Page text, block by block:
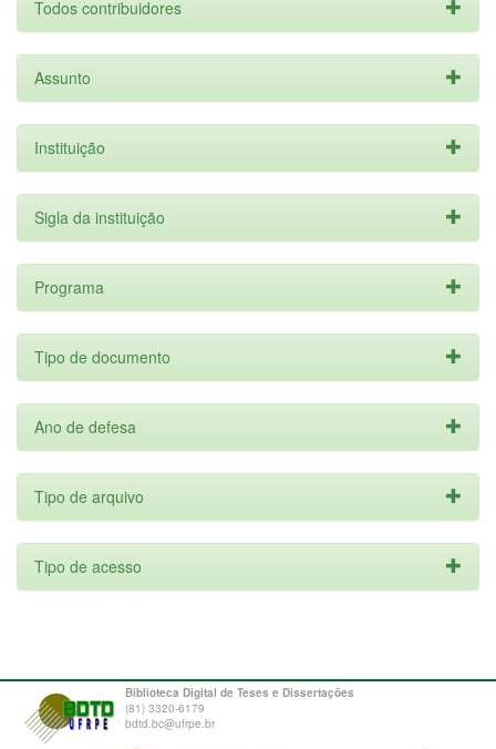
Todos contribuidores
Assunto
Instituição
Sigla da instituição
Programa
Tipo de documento
Ano de defesa
Tipo de arquivo
Tipo de acesso
Biblioteca Digital de Teses e Dissertações
(81) 3320-6179
bdtd.bc@ufrpe.br